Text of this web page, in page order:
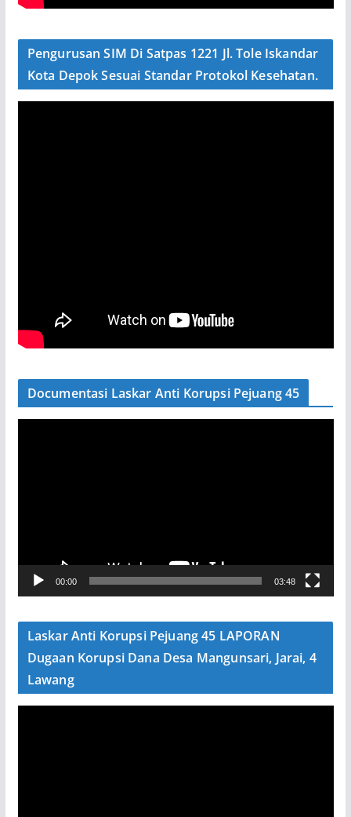
Pengurusan SIM Di Satpas 1221 Jl. Tole Iskandar
Kota Depok Sesuai Standar Protokol Kesehatan.
Documentasi Laskar Anti Korupsi Pejuang 45
V
e
00:00 03:48
Laskar Anti Korupsi Pejuang 45 LAPORAN
Dugaan Korupsi Dana Desa Mangunsari, Jarai, 4
Lawang